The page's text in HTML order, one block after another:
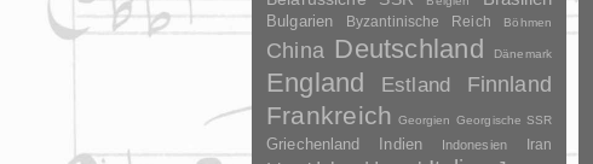
Bulgarien Byzantinische Reich Böhmen
China Deutschland Dänemark
England Estland Finnland
Frankreich Georgien Georgische SSR
Griechenland Indien Indonesien Iran